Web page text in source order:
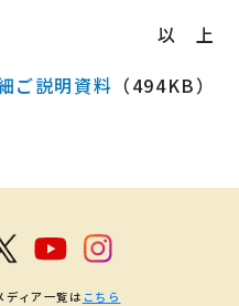
以 上
ご説明資料 （494KB）
ディア一覧は こちら